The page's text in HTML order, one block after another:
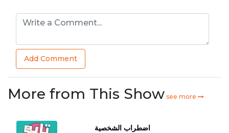
Add Comment
More from This Show see more
اضطراب الشخصية